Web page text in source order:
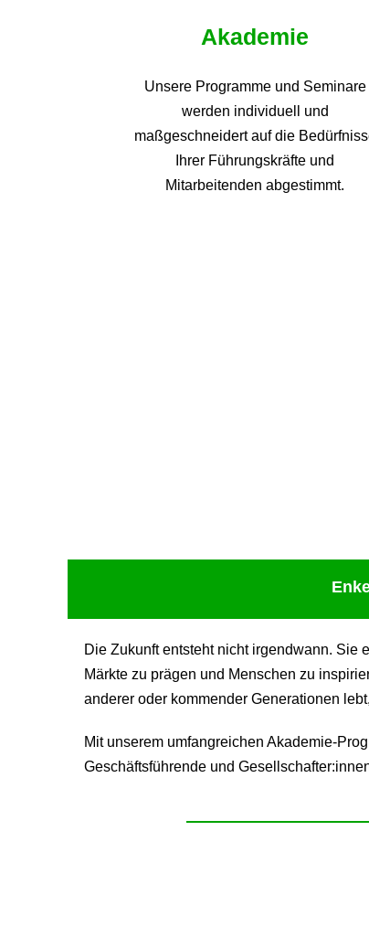
Akademie
Unsere Programme und Seminare
werden individuell und
maßgeschneidert auf die
Ihrer Führungskräfte und
Mitarbeitenden abgestimmt.
Die Zukunft entsteht nicht irgendwann. Sie
Märkte zu prägen und Menschen zu
anderer oder kommender Generationen
Mit unserem umfangreichen Akademie-
Geschäftsführende und